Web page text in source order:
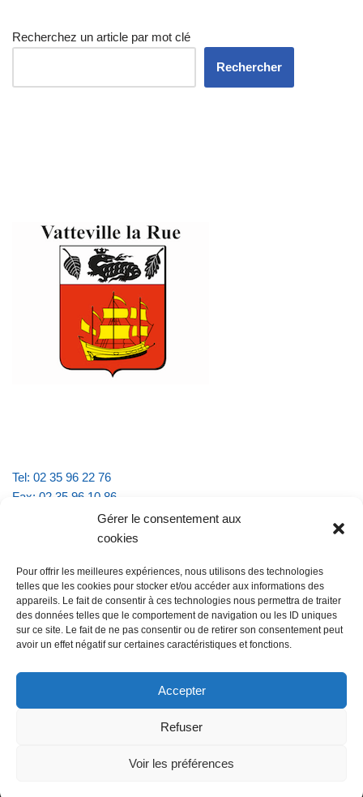
Gérer le consentement aux
cookies
Pour offrir les meilleures expériences, nous utilisons des technologies
telles que les cookies pour stocker et/ou accéder aux informations des
appareils. Le fait de consentir à ces technologies nous permettra de traiter
des données telles que le comportement de navigation ou les ID uniques
sur ce site. Le fait de ne pas consentir ou de retirer son consentement peut
avoir un effet négatif sur certaines caractéristiques et fonctions.
Accepter
Refuser
Voir les préférences
Recherchez un article par mot clé
Rechercher
Tel: 02 35 96 22 76
Fax: 02 35 96 10 86
Email : mairie.vattevillelarue@wanadoo.fr
lundi et jeudi de 9h à 11h30
mardi et vendredi de 16h à 18h30
@Vatteville-la-rue mentions légales